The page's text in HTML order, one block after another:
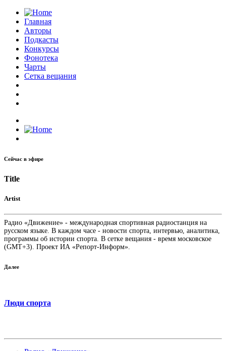
Главная
Авторы
Подкасты
Конкурсы
Фонотека
Чарты
Сетка вещания
Сейчас в эфире
Title
Artist
Радио «Движение» - международная спортивная радиостанция на
русском языке. В каждом часе - новости спорта, интервью, аналитика,
программы об истории спорта. В сетке вещания - время московское
(GMT+3). Проект ИА «Репорт-Информ».
Далее
Люди спорта